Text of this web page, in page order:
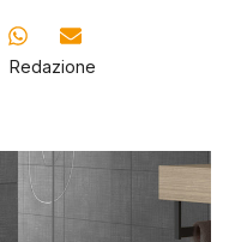
Redazione